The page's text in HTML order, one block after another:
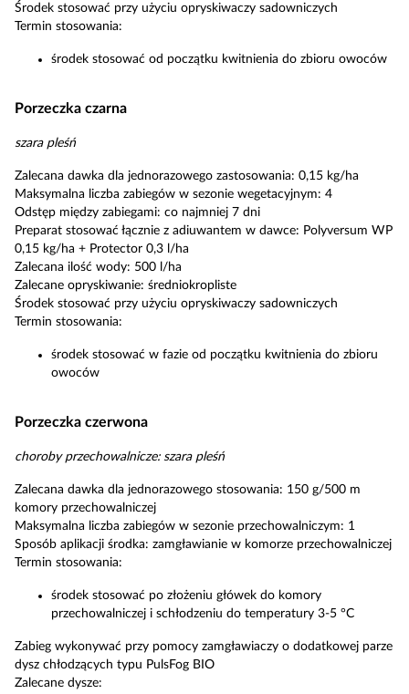
Środek stosować przy użyciu opryskiwaczy sadowniczych
Termin stosowania:
środek stosować od początku kwitnienia do zbioru owoców
Porzeczka czarna
szara pleśń
Zalecana dawka dla jednorazowego zastosowania: 0,15 kg/ha
Maksymalna liczba zabiegów w sezonie wegetacyjnym: 4
Odstęp między zabiegami: co najmniej 7 dni
Preparat stosować łącznie z adiuwantem w dawce: Polyversum WP
0,15 kg/ha + Protector 0,3 l/ha
Zalecana ilość wody: 500 l/ha
Zalecane opryskiwanie: średniokropliste
Środek stosować przy użyciu opryskiwaczy sadowniczych
Termin stosowania:
środek stosować w fazie od początku kwitnienia do zbioru
owoców
Porzeczka czerwona
choroby przechowalnicze: szara pleśń
Zalecana dawka dla jednorazowego stosowania: 150 g/500 m
komory przechowalniczej
Maksymalna liczba zabiegów w sezonie przechowalniczym: 1
Sposób aplikacji środka: zamgławianie w komorze przechowalniczej
Termin stosowania:
środek stosować po złożeniu główek do komory
przechowalniczej i schłodzeniu do temperatury 3-5 °C
Zabieg wykonywać przy pomocy zamgławiaczy o dodatkowej parze
dysz chłodzących typu PulsFog BIO
Zalecane dysze: